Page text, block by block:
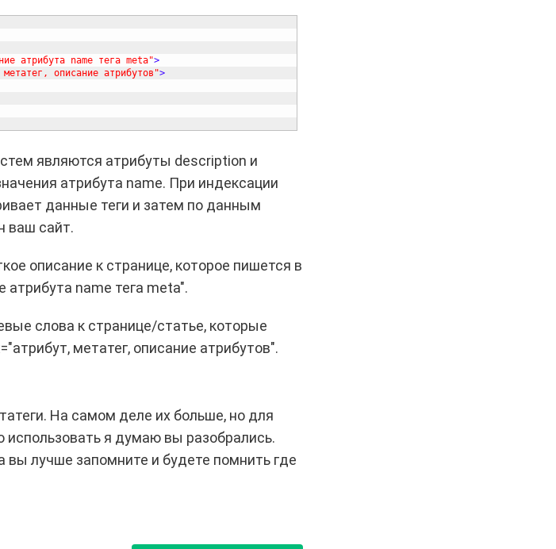
атрибута name тега meta">
описание атрибутов">
являются атрибуты description и
атрибута name. При индексации
данные теги и затем по данным
ваш сайт.
описание к странице, которое пишется в
атрибута name тега meta".
слова к странице/статье, которые
метатег, описание атрибутов".
На самом деле их больше, но для
использовать я думаю вы разобрались.
вы лучше запомните и будете помнить где